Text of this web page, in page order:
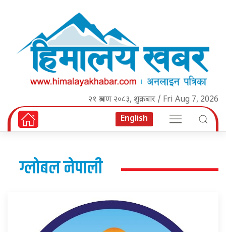
२१ श्रावण २०८३, शुक्रबार / Fri Aug 7, 2026
English
ग्लोबल नेपाली